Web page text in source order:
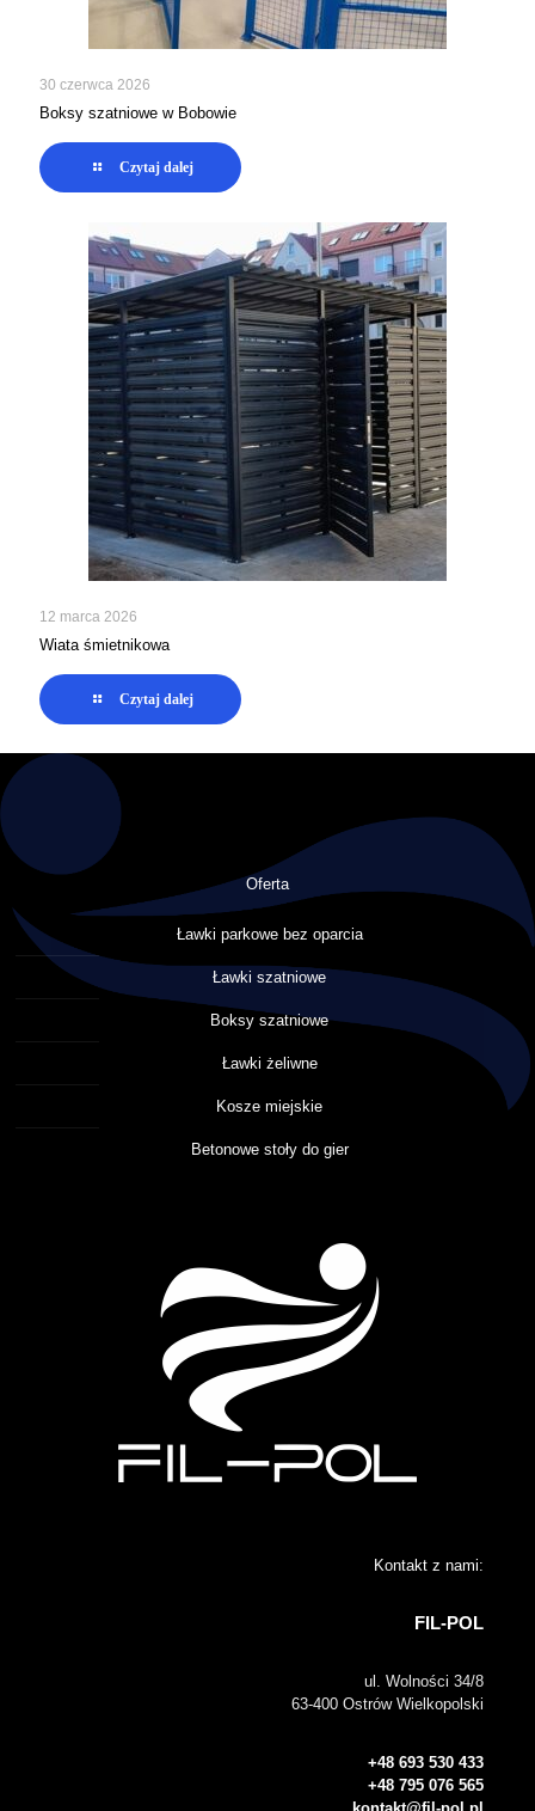
30 czerwca 2026
Boksy szatniowe w Bobowie
Czytaj dalej
12 marca 2026
Wiata śmietnikowa
Czytaj dalej
Oferta
Ławki parkowe bez oparcia
Ławki szatniowe
Boksy szatniowe
Ławki żeliwne
Kosze miejskie
Betonowe stoły do gier
Kontakt z nami:
FIL-POL
ul. Wolności 34/8
63-400 Ostrów Wielkopolski
+48 693 530 433
+48 795 076 565